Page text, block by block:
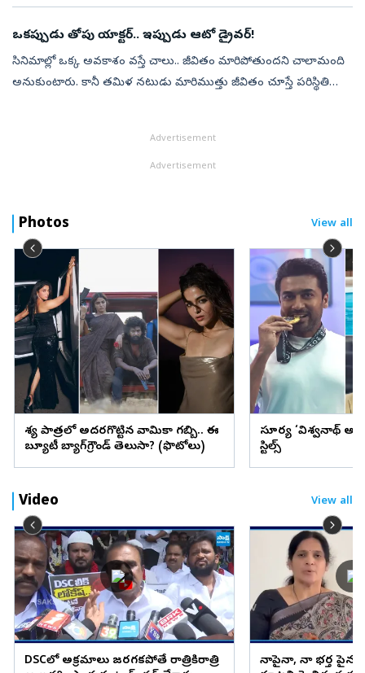
ఒకప్పుడు తోపు యాక్టర్‌.. ఇప్పుడు ఆటో డ్రైవర్‌!
సినిమాల్లో ఒక్క అవకాశం వస్తే చాలు.. జీవితం మారిపోతుందని చాలామంది
అనుకుంటారు. కానీ తమిళ నటుడు మారిముత్తు జీవితం చూస్తే పరిస్థితి
Advertisement
Advertisement
Photos View all
వేశ్య పాత్రలో అదరగొట్టిన వామికా గబ్బి.. ఈ
బ్యూటీ బ్యాగ్‌గ్రౌండ్‌ తెలుసా? (ఫొటోలు)
సూర్య ‘విశ్వనాథ్
స్టిల్స్
Video View all
DSCలో అక్రమాలు జరగకపోతే రాత్రికిరాత్రి
నాపైనా, నా భర్త పైన